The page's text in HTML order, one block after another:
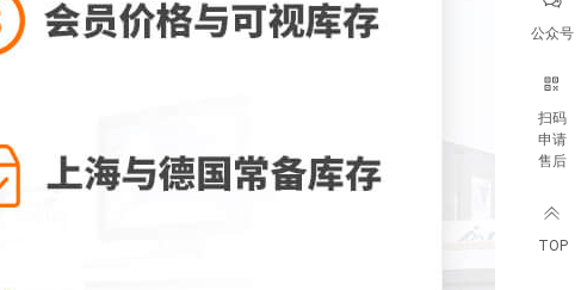
公众号
扫码
申请
售后
TOP